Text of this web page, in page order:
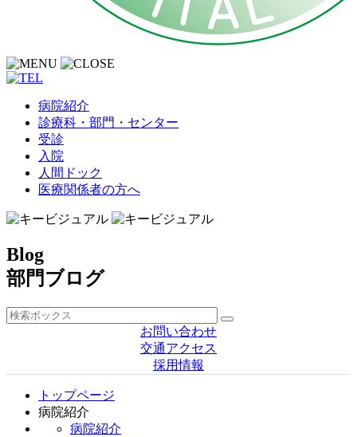
病院紹介
診療科・部門・センター
受診
入院
人間ドック
医療関係者の方へ
Blog
部門ブログ
お問い合わせ
交通アクセス
採用情報
トップページ
病院紹介
病院紹介